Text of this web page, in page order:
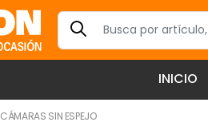
INICIO
CÁMARAS SIN ESPEJO